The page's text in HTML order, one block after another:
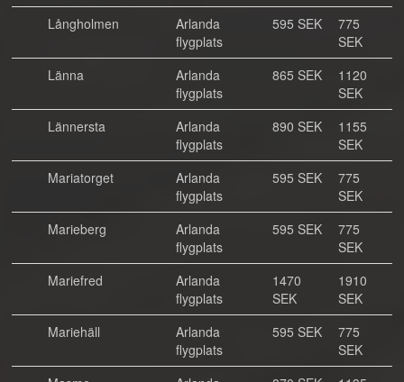
Långholmen
Arlanda
flygplats
595 SEK
775
SEK
Länna
Arlanda
flygplats
865 SEK
1120
SEK
Lännersta
Arlanda
flygplats
890 SEK
1155
SEK
Mariatorget
Arlanda
flygplats
595 SEK
775
SEK
Marieberg
Arlanda
flygplats
595 SEK
775
SEK
Mariefred
Arlanda
flygplats
1470
SEK
1910
SEK
Mariehäll
Arlanda
flygplats
595 SEK
775
SEK